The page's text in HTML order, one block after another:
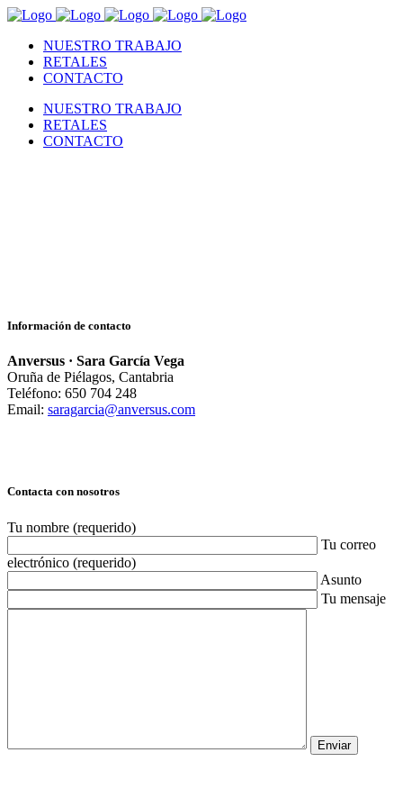
NUESTRO TRABAJO
RETALES
CONTACTO
NUESTRO TRABAJO
RETALES
CONTACTO
Información de contacto
Anversus · Sara García Vega
Oruña de Piélagos, Cantabria
Teléfono: 650 704 248
Email: saragarcia@anversus.com
Contacta con nosotros
Tu nombre (requerido)
Tu correo
electrónico (requerido)
Asunto
Tu mensaje